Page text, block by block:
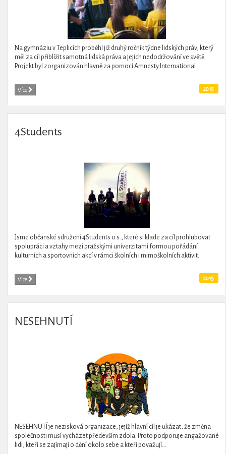
Na gymnáziu v Teplicích proběhl již druhý ročník týdne lidských práv, který
měl za cíl přiblížit samotná lidská práva a jejich nedodržování ve světě.
Projekt byl zorganizován hlavně za pomoci Amnesty International.
Více 2015
4Students
Jsme občanské sdružení 4Students o.s., které si klade za cíl prohlubovat
spolupráci a vztahy mezi pražskými univerzitami formou pořádání
kulturních a sportovních akcí v rámci školních i mimoškolních aktivit.
Více 2015
NESEHNUTÍ
NESEHNUTÍ je nezisková organizace, jejíž hlavní cíl je ukázat, že změna
společnosti musí vycházet především zdola. Proto podporuje angažované
lidi, kteří se zajímají o dění okolo sebe a kteří považují...